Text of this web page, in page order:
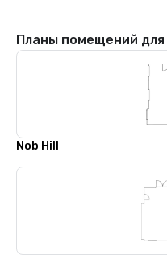
Планы помещений
Nob Hill